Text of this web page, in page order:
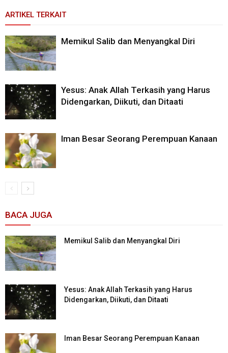
ARTIKEL TERKAIT
Memikul Salib dan Menyangkal Diri
Yesus: Anak Allah Terkasih yang Harus
Didengarkan, Diikuti, dan Ditaati
Iman Besar Seorang Perempuan Kanaan
BACA JUGA
Memikul Salib dan Menyangkal Diri
Yesus: Anak Allah Terkasih yang Harus
Didengarkan, Diikuti, dan Ditaati
Iman Besar Seorang Perempuan Kanaan